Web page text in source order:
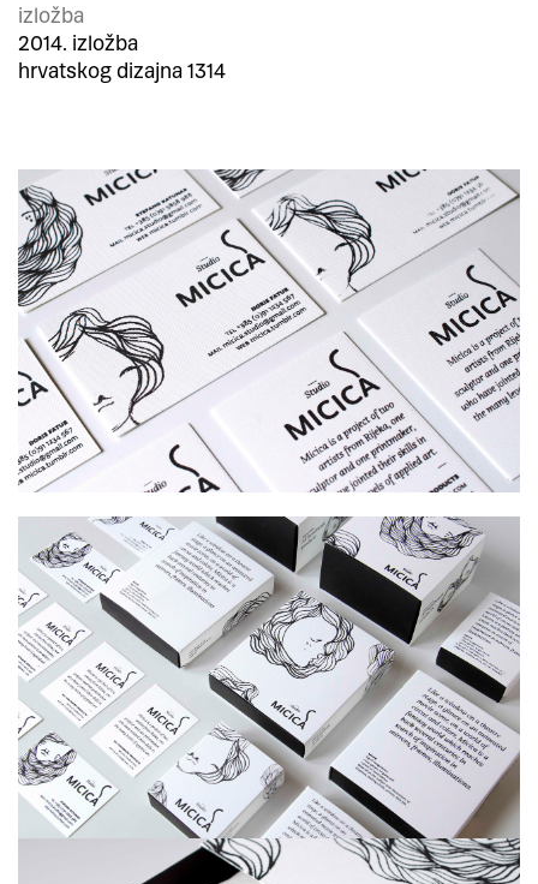
izložba
2014. izložba
hrvatskog dizajna 1314